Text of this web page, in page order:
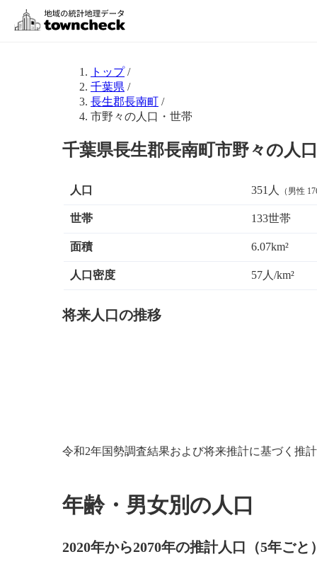
トップ/
千葉県 /
長生郡長南町 /
市野々の人口・世帯
千葉県長生郡長南町市野々の人
人口 351人 （男性
世帯 133世帯
面積 6.07km²
人口密度 57人/km²
将来人口の推移
令和2年国勢調査結果および将来推計に基づく推
年齢・男女別の人口
2020年から2070年の推計人口（5年ごと